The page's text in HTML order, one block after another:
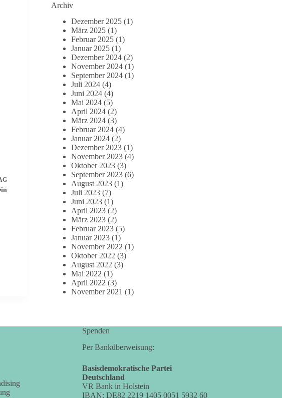
Archiv
Dezember 2025 (1)
März 2025 (1)
Februar 2025 (1)
Januar 2025 (1)
Dezember 2024 (2)
November 2024 (1)
September 2024 (1)
Juli 2024 (4)
Juni 2024 (4)
Mai 2024 (5)
April 2024 (2)
März 2024 (3)
Februar 2024 (4)
Januar 2024 (2)
Dezember 2023 (1)
November 2023 (4)
Oktober 2023 (3)
September 2023 (6)
August 2023 (1)
Juli 2023 (7)
Juni 2023 (1)
April 2023 (2)
März 2023 (2)
Februar 2023 (5)
Januar 2023 (1)
November 2022 (1)
Oktober 2022 (3)
August 2022 (3)
Mai 2022 (1)
April 2022 (3)
November 2021 (1)
Spenden
Per Banküberweisung:
Basisdemokratische Partei
Deutschland
VR Bank in Holstein
IBAN: DE82 2219 1405 0051 5932 60